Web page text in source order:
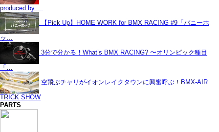
produced by …
【Pick Up】HOME WORK for BMX RACING #9「バニーホ
ッ…
3分で分かる！What’s BMX RACING? 〜オリンピック種目
「…
空飛ぶチャリがイオンレイクタウンに興奮呼ぶ！BMX-AIR
TRICK SHOW
PARTS